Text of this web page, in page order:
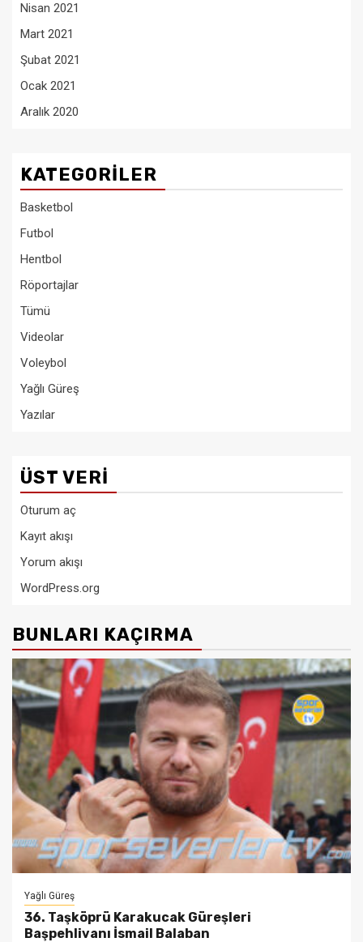
Nisan 2021
Mart 2021
Şubat 2021
Ocak 2021
Aralık 2020
KATEGORILER
Basketbol
Futbol
Hentbol
Röportajlar
Tümü
Videolar
Voleybol
Yağlı Güreş
Yazılar
ÜST VERI
Oturum aç
Kayıt akışı
Yorum akışı
WordPress.org
BUNLARI KAÇIRMA
Yağlı Güreş
36. Taşköprü Karakucak Güreşleri
Başpehlivanı İsmail Balaban